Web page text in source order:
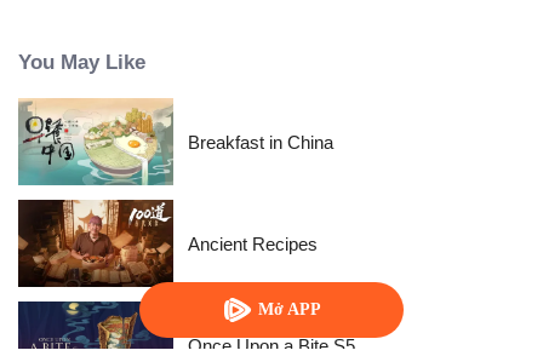
Mở APP
You May Like
Breakfast in China
Ancient Recipes
Once Upon a Bite S5